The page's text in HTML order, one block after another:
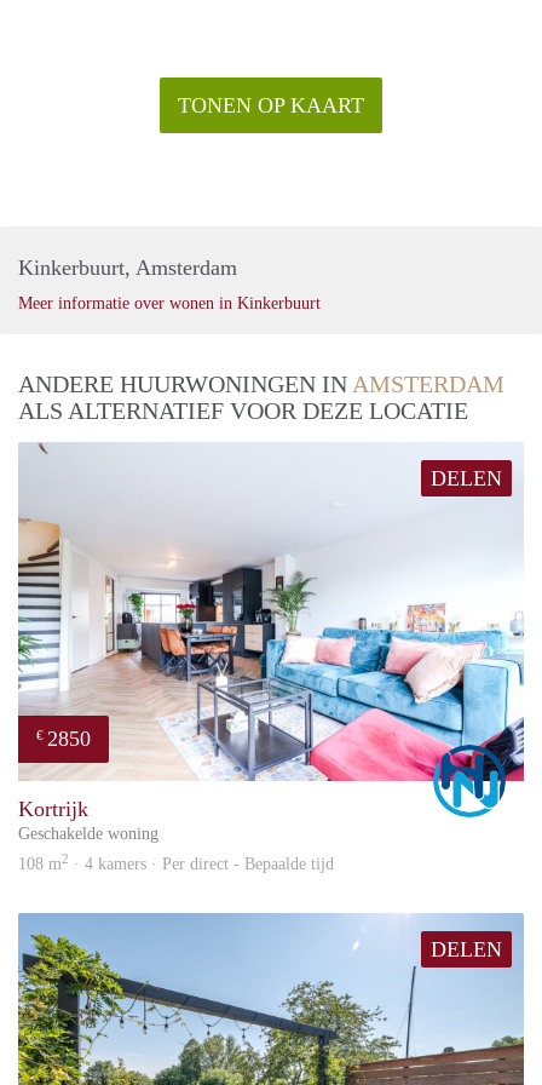
TONEN OP KAART
Kinkerbuurt, Amsterdam
Meer informatie over wonen in Kinkerbuurt
ANDERE HUURWONINGEN IN AMSTERDAM
ALS ALTERNATIEF VOOR DEZE LOCATIE
DELEN
€ 2850
Kortrijk
Geschakelde woning
108 m2 · 4 kamers · Per direct - Bepaalde tijd
DELEN